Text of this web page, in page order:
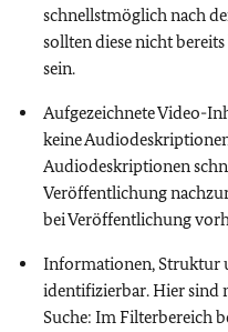
schnellstmöglich nach
sollten diese nicht
sein.
Aufgezeichnete Video-
keine
Audiodeskriptionen
Veröffentlichung
bei Veröffentlichung
Informationen, Struktur
identifizierbar. Hier sind
Suche: Im Filterbereich